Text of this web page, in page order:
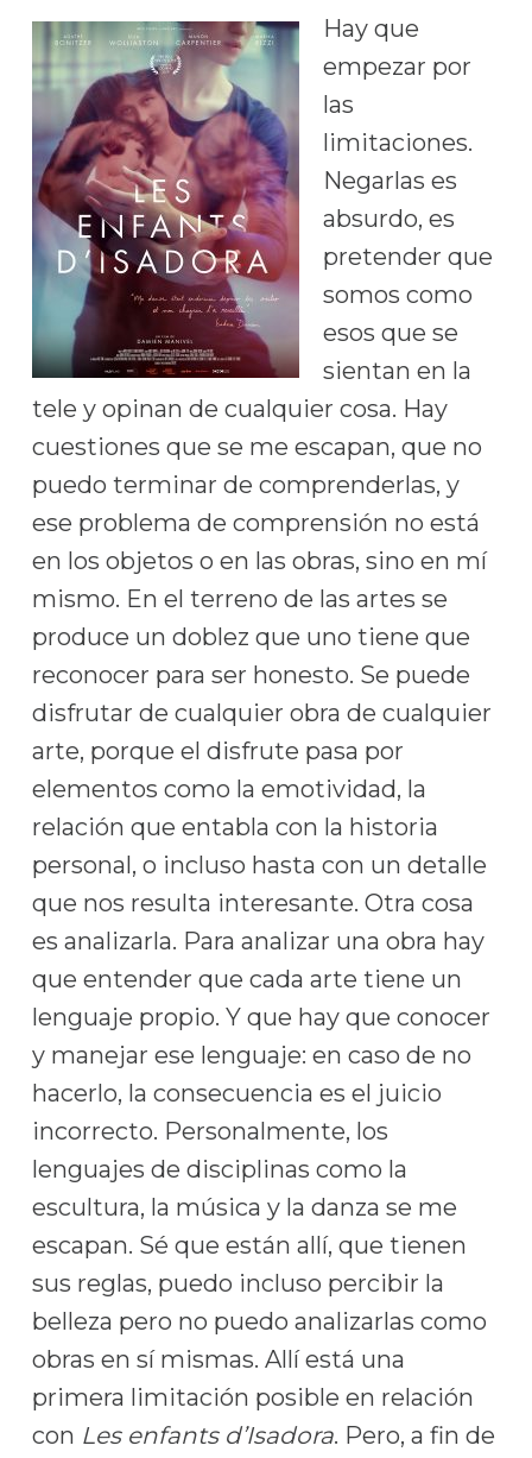
Hay que
empezar por
las
limitaciones.
Negarlas es
absurdo, es
pretender que
somos como
esos que se
sientan en la
tele y opinan de cualquier cosa. Hay
cuestiones que se me escapan, que no
puedo terminar de comprenderlas, y
ese problema de comprensión no está
en los objetos o en las obras, sino en mí
mismo. En el terreno de las artes se
produce un doblez que uno tiene que
reconocer para ser honesto. Se puede
disfrutar de cualquier obra de cualquier
arte, porque el disfrute pasa por
elementos como la emotividad, la
relación que entabla con la historia
personal, o incluso hasta con un detalle
que nos resulta interesante. Otra cosa
es analizarla. Para analizar una obra hay
que entender que cada arte tiene un
lenguaje propio. Y que hay que conocer
y manejar ese lenguaje: en caso de no
hacerlo, la consecuencia es el juicio
incorrecto. Personalmente, los
lenguajes de disciplinas como la
escultura, la música y la danza se me
escapan. Sé que están allí, que tienen
sus reglas, puedo incluso percibir la
belleza pero no puedo analizarlas como
obras en sí mismas. Allí está una
primera limitación posible en relación
con Les enfants d’Isadora. Pero, a fin de